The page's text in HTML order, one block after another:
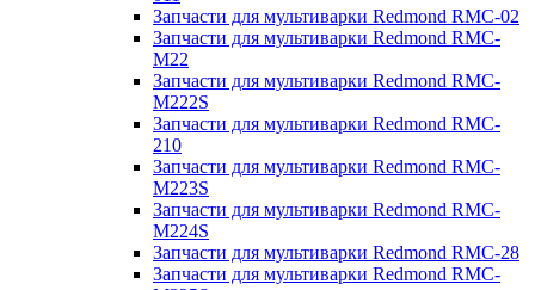
Запчасти для мультиварки Redmond RMC-02
Запчасти для мультиварки Redmond RMC-
M22
Запчасти для мультиварки Redmond RMC-
M222S
Запчасти для мультиварки Redmond RMC-
210
Запчасти для мультиварки Redmond RMC-
M223S
Запчасти для мультиварки Redmond RMC-
M224S
Запчасти для мультиварки Redmond RMC-28
Запчасти для мультиварки Redmond RMC-